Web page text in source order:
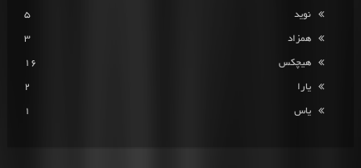
نوید 5
همزاد 3
هیچکس 16
یارا 2
یاس 1